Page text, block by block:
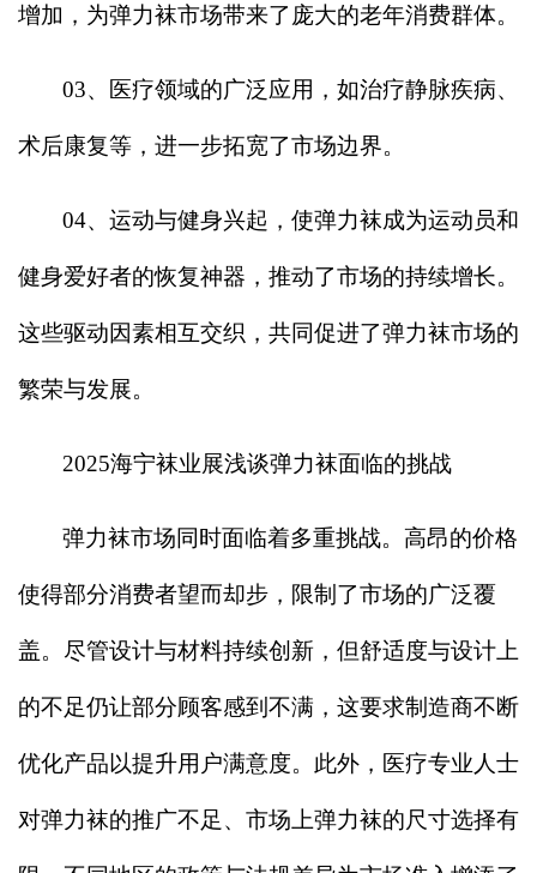
增加，为弹力袜市场带来了庞大的老年消费群体。
03、医疗领域的广泛应用，如治疗静脉疾病、
术后康复等，进一步拓宽了市场边界。
04、运动与健身兴起，使弹力袜成为运动员和
健身爱好者的恢复神器，推动了市场的持续增长。
这些驱动因素相互交织，共同促进了弹力袜市场的
繁荣与发展。
2025海宁袜业展浅谈弹力袜面临的挑战
弹力袜市场同时面临着多重挑战。高昂的价格
使得部分消费者望而却步，限制了市场的广泛覆
盖。尽管设计与材料持续创新，但舒适度与设计上
的不足仍让部分顾客感到不满，这要求制造商不断
优化产品以提升用户满意度。此外，医疗专业人士
对弹力袜的推广不足、市场上弹力袜的尺寸选择有